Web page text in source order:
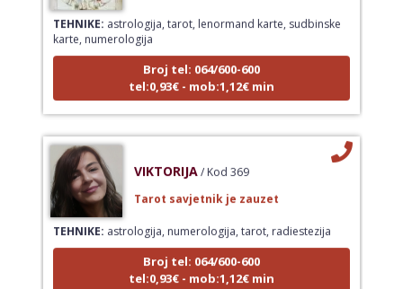
TEHNIKE:astrologija, tarot, lenormand karte, sudbinske
karte, numerologija
Broj tel: 064/600-600
tel:0,93€ - mob:1,12€ min
TEHNIKE:astrologija, numerologija, tarot, radiestezija
Broj tel: 064/600-600
tel:0,93€ - mob:1,12€ min